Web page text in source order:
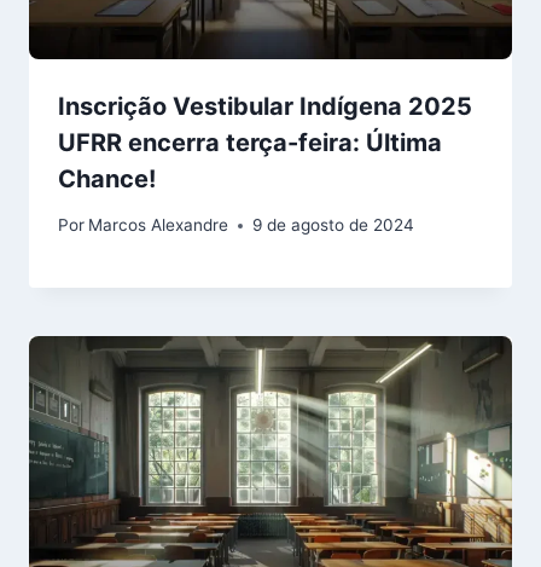
Inscrição Vestibular Indígena 2025
UFRR encerra terça-feira: Última
Chance!
Por Marcos Alexandre 9 de agosto de 2024